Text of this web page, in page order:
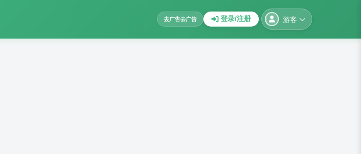
去广告去广告 登录/注册 游客